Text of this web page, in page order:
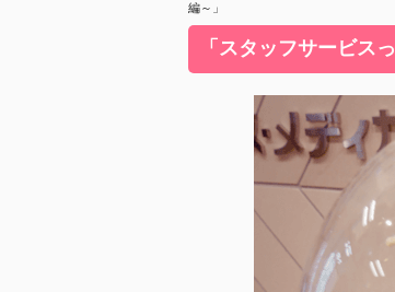
編～」
「スタッフサービス